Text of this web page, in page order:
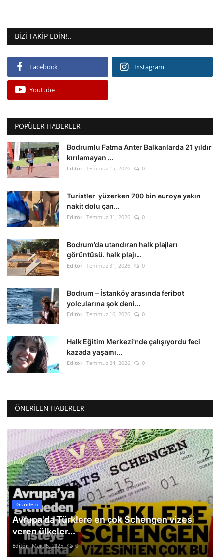
BIZI TAKIP EDIN!..
Facebook Instagram
Youtube
POPÜLER HABERLER
Bodrumlu Fatma Anter Balkanlarda 21 yıldır
kırılamayan ...
Editör Temmuz 15, 2026 0
Turistler yüzerken 700 bin euroya yakın
nakit dolu çan...
Editör Temmuz 31, 2026 0
Bodrum’da utandıran halk plajları
görüntüsü. halk plajı...
Editör Temmuz 31, 2026 0
Bodrum – İstanköy arasında feribot
yolcularına şok deni...
Editör Temmuz 16, 2026 0
Halk Eğitim Merkezi'nde çalışıyordu feci
kazada yaşamı...
Editör Temmuz 24, 2026 0
ÖNERILEN HABERLER
Gündem
Avrupa'da Türklere en çok Schengen vizesi
veren ülkeler...
Editör Mart 5, 2025 0